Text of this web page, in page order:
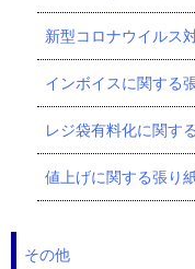
新型コロナウイルス
インボイスに関する
レジ袋有料化に関す
値上げに関する張り
その他